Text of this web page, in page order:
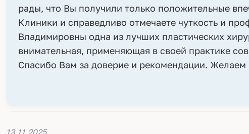
рады, что Вы получили только положительные
Клиники и справедливо отмечаете чуткость и
Владимировны одна из лучших пластических
внимательная, применяющая в своей практике
Спасибо Вам за доверие и рекомендации. Желаем
13.11.2025